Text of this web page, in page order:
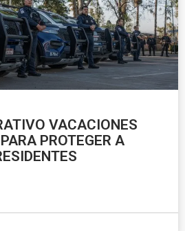
VACACIONES
PROTEGER A